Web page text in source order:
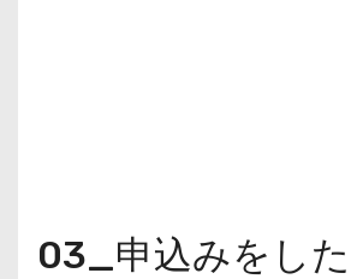
03_申込みをし